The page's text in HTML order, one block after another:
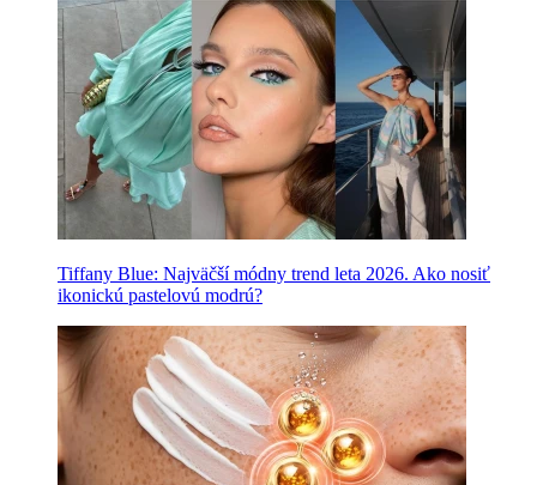
Tiffany Blue: Najväčší módny trend leta 2026. Ako nosiť
ikonickú pastelovú modrú?